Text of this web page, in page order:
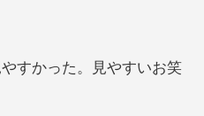
すかった。見やすいお笑